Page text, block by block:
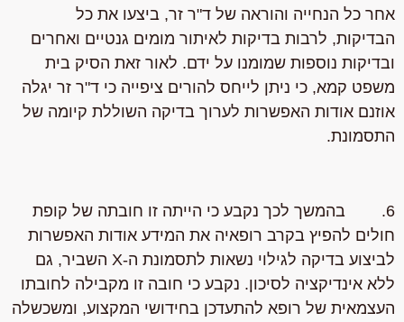
אחר כל הנחייה והוראה של ד"ר זר, ביצעו את כל
הבדיקות, לרבות בדיקות לאיתור מומים גנטיים ואחרים
ובדיקות נוספות שמומנו על ידם. לאור זאת הסיק בית
משפט קמא, כי ניתן לייחס להורים ציפייה כי ד"ר זר יגלה
אוזנם אודות האפשרות לערוך בדיקה השוללת קיומה של
התסמונת.
6. בהמשך לכך נקבע כי הייתה זו חובתה של קופת
חולים להפיץ בקרב רופאיה את המידע אודות האפשרות
לביצוע בדיקה לגילוי נשאות לתסמונת ה-X השביר, גם
ללא אינדיקציה לסיכון. נקבע כי חובה זו מקבילה לחובתו
העצמאית של רופא להתעדכן בחידושי המקצוע, ומשכשלה